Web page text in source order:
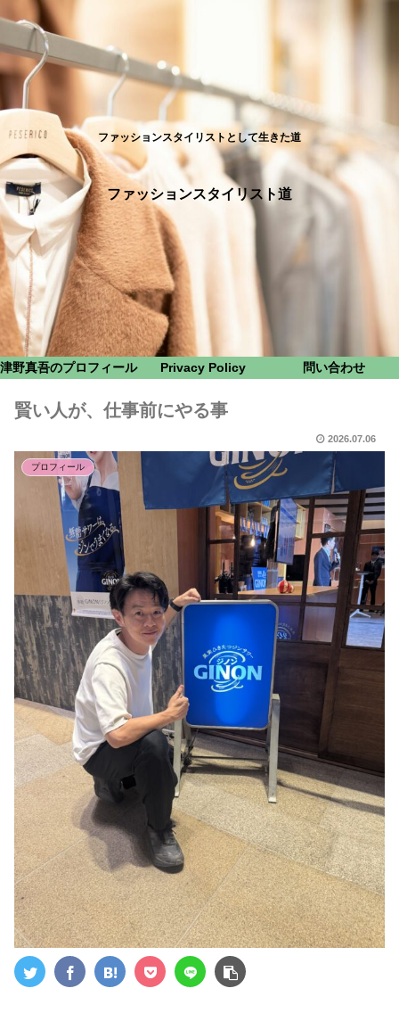
ファッションスタイリストとして生きた道
ファッションスタイリスト道
津野真吾のプロフィール Privacy Policy 問い合わせ
賢い人が、仕事前にやる事
2026.07.06
プロフィール